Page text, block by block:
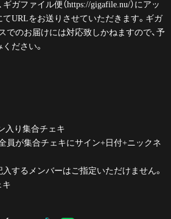
ガファイル便（https://gigafile.nu/）にアッ
てURLをお送りさせていただきます。ギガ
でのお届けには対応致しかねますので、予
ださい。
入り集合チェキ
員が集合チェキにサイン+日付+ニックネ
するメンバーはご指定いただけません。
キ